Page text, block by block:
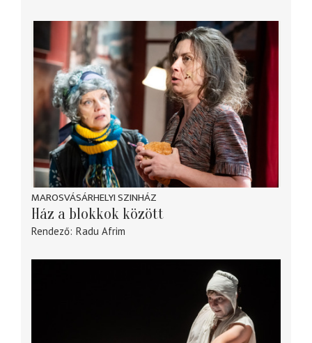
MAROSVÁSÁRHELYI SZINHÁZ
Ház a blokkok között
Rendező Radu Afrim